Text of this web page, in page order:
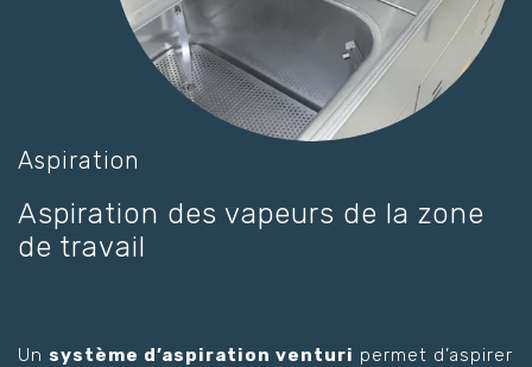
Aspiration
Aspiration des vapeurs de la zone
de travail
Un système d’aspiration venturi permet d’aspirer